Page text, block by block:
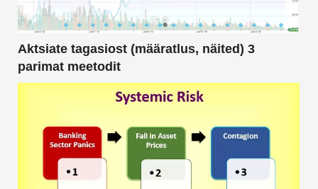
Aktsiate tagasiost (määratlus, näited) 3
parimat meetodit